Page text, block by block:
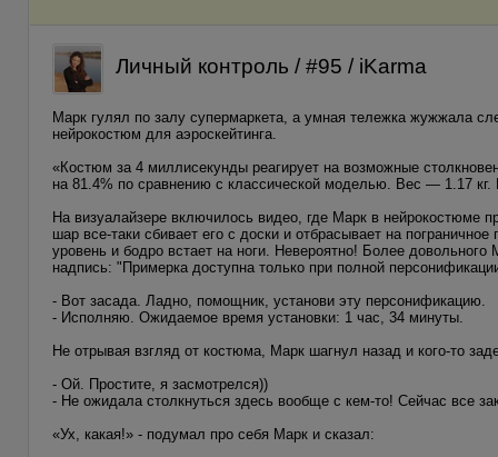
Личный контроль / #95 / iKarma
Марк гулял по залу супермаркета, а умная тележка жужжала
нейрокостюм для аэроскейтинга.
«Костюм за 4 миллисекунды реагирует на возможные
на 81.4% по сравнению с классической моделью. Вес — 1.17
На визуалайзере включилось видео, где Марк в нейрокостюме
шар все-таки сбивает его с доски и отбрасывает на
уровень и бодро встает на ноги. Невероятно! Более
надпись: "Примерка доступна только при полной
- Вот засада. Ладно, помощник, установи эту персонификацию.
- Исполняю. Ожидаемое время установки: 1 час, 34 минуты.
Не отрывая взгляд от костюма, Марк шагнул назад и кого-то
- Ой. Простите, я засмотрелся))
- Не ожидала столкнуться здесь вообще с кем-то! Сейчас все
«Ух, какая!» - подумал про себя Марк и сказал: